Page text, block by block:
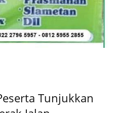
Tunjukkan